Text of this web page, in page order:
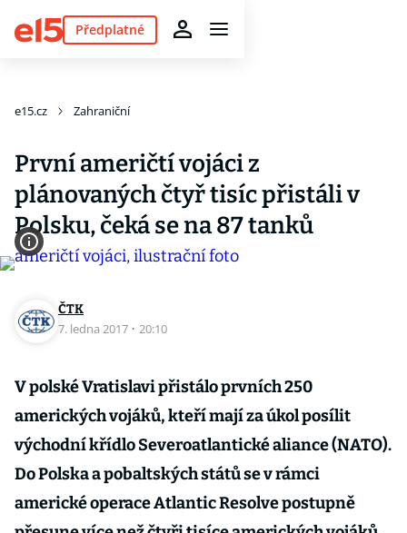
Předplatné
e15.cz Zahraniční
První američtí vojáci z
plánovaných čtyř tisíc přistáli v
Polsku, čeká se na 87 tanků
ČTK
7. ledna 2017 · 20:10
V polské Vratislavi přistálo prvních 250
amerických vojáků, kteří mají za úkol posílit
východní křídlo Severoatlantické aliance (NATO).
Do Polska a pobaltských států se v rámci
americké operace Atlantic Resolve postupně